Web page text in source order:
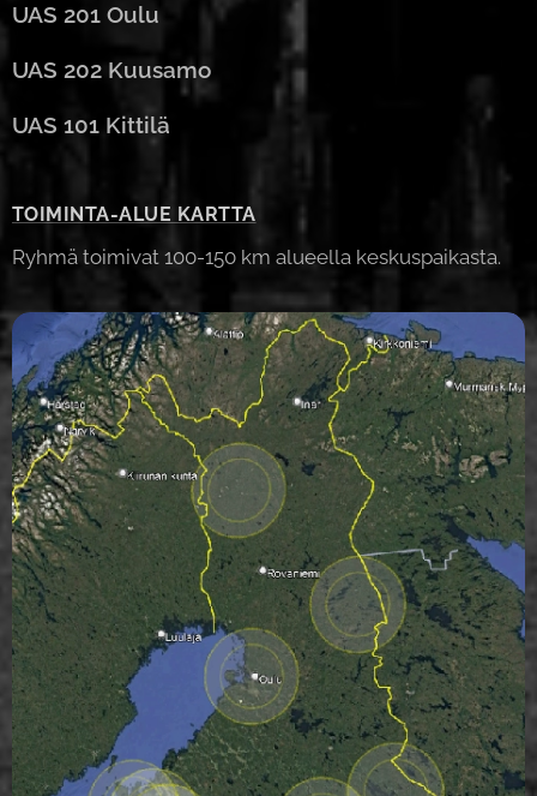
UAS 201 Oulu
UAS 202 Kuusamo
UAS 101 Kittilä
TOIMINTA-ALUE KARTTA
Ryhmä toimivat 100-150 km alueella keskuspaikasta.